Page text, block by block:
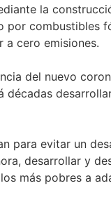
la
por combustibles
a cero emisiones.
del nuevo
décadas
para evitar un
desarrollar y
más pobres a